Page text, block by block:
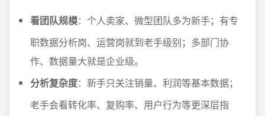
看团队规模：个人卖家、微型团队多为新手；有专
职数据分析岗、运营岗就到老手级别；多部门协
作、数据量大就是企业级。
分析复杂度：新手只关注销量、利润等基本数据；
老手会看转化率、复购率、用户行为等更深层指